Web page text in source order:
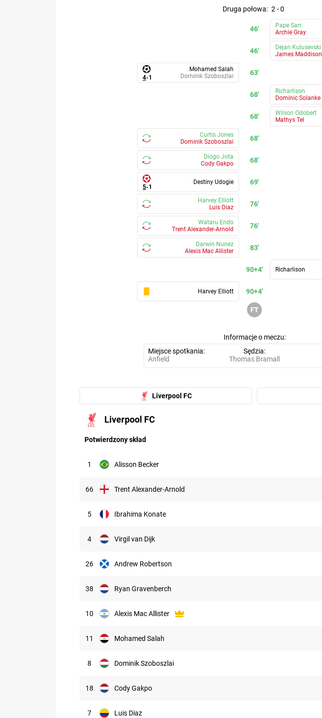
druga połowa: 2 -0
46'
Pape Sarr
Archie Gray
46'
Dejan Kulusevski
James Maddison
63'
4-1
Mohamed Salah
Dominik Szoboszlai
68'
Richarlison
Dominic Solanke
68'
Wilson Odobert
Mathys Tel
68'
Curtis Jones
Dominik Szoboszlai
68'
Diogo Jota
Cody Gakpo
69'
5-1
Destiny Udogie
76'
Harvey Elliott
Luis Diaz
76'
Wataru Endo
Trent Alexander-Arnold
83'
Darwin Nunez
Alexis Mac Allister
90+4' Richarlison
90+4'
Harvey Elliott
Informacje o meczu
Miejsce spotkania
Anfield
Sędzia
Thomas Bramall
Liverpool FC
Liverpool FC
Potwierdzony skład
1 Alisson Becker
66 Trent Alexander-Arnold
5 Ibrahima Konate
4 Virgil van Dijk
26 Andrew Robertson
38 Ryan Gravenberch
10 Alexis Mac Allister
11 Mohamed Salah
8 Dominik Szoboszlai
18 Cody Gakpo
7 Luis Diaz